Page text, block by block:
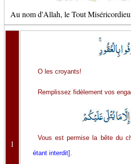
Au nom d'Allah, le Tout
1
O les croyants!
Remplissez fidèlement vos
Vous est permise la bête du
étant interdit] .